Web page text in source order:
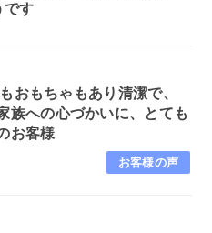
です
おもちゃもあり清潔で、
族への心づかいに、とても
お客様
お客様の声